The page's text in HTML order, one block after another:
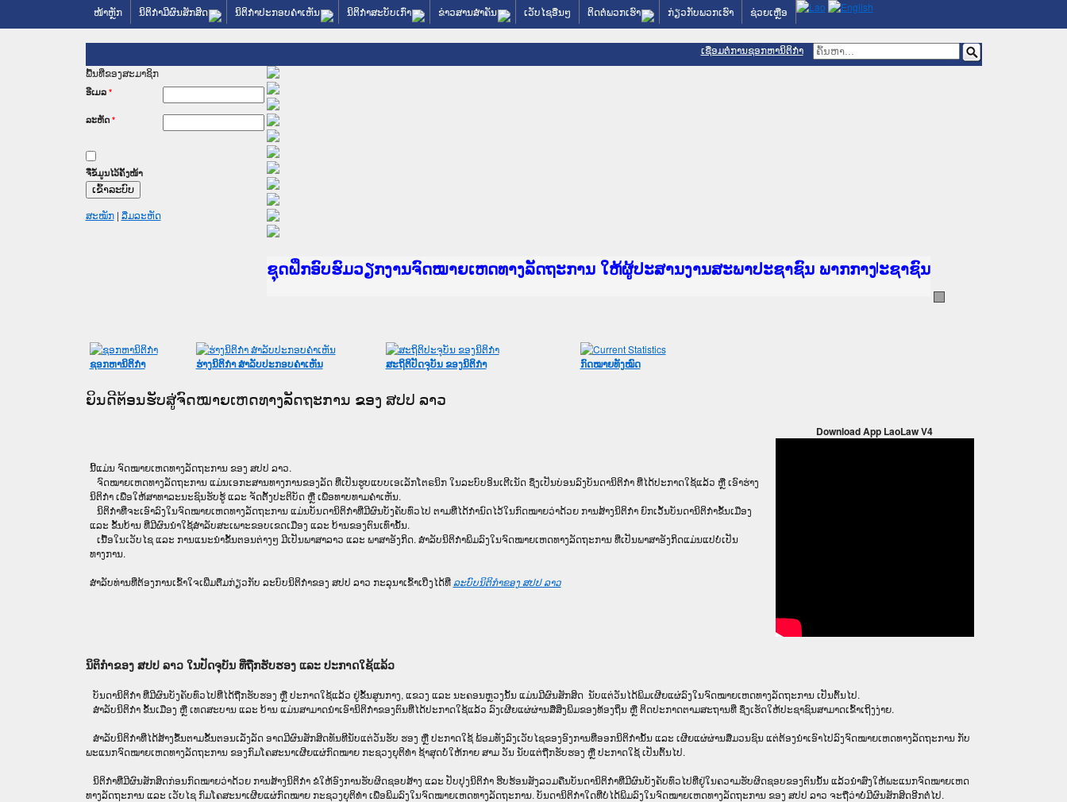
ໜ້າຫຼັກ ນິຕິກໍາມີຜົນສັກສິດ ນິຕິກໍາປະກອບຄໍາເຫັນ ນິຕິກໍາສະບັບເກົ່າ ຂ່າວສານສໍາຄັນ ເວັບໄຊອື່ນໆ ຕິດຕໍ່ພວກເຮົາ ກ່ຽວກັບພວກເຮົາ ຊ່ວຍເຫຼືອ
ເຊື່ອມຕໍ່ການຊອກຫານິຕິກຳ
ພື້ນທີ່ຂອງສະມາຊິກ
ອີເມລ *
ລະຫັດ *
ຈື່ຂໍ້ມູນໄວ້ຄັ້ງໜ້າ
ສະໝັກ| ລືມລະຫັດ
Ministry of Justice Lao PDR
ເຜີຍແຜ່ວັບໄຊຈົດໝາຍເຫດທາງລັດຖະການ ແລະ ແອັບກົດໝາຍລາວ ທີ່ ສະຖາບັນຍຸຕິທຳແຫ່ງຊາດ
ກະຊວງຍຸຕິທຳ
ຊຸດຝຶກອົບຮົມວຽກງານຈົດໝາຍເຫດທາງລັດຖະການ ໃຫ້ຜູ້ປະສານງານສະພາປະຊາຊົນ ພາກເໜືອ
ກອງປະຊຸມທົບທວນຄືນການຈັດຕັ້ງປະຕິບັດວຽກງານຈົດໝາຍເຫດທາງລັດຖະການ
ຝຶກອົບຮົມ ຜູ່ປະສານງານວຽກງານຈົດໝາຍເຫດທາງລັດຖະການ ສຳລັບ ພາກກາງ
ຝຶກອົບຮົມ ຜູ່ປະສານງານວຽກງານຈົດໝາຍເຫດທາງລັດຖະການ ສຳລັບ ພາກໃຕ້
ເຜີຍແຜ່ແອັບກົດໝາຍລາວ ແລະ ເວັບໄຊຈົດໝາຍເຫດທາງລັດຖະການ ທີ່ ວິທະຍາຄານຕຳຫຼວດປະຊາຊົນ
ເຜີຍແຜ່ແອັບກົດໝາຍລາວ ແລະ ເວັບໄຊຈົດໝາຍເຫດທາງລັດຖະການ ທີ່ ວິທະຍາຄານສັນຕິບານປະຊາຊົນ
ຍົກລະດັບວຽກງານຈົດໝາຍເຫດທາງລັດຖະການໃຫ້ຜູ້ປະສານງານຂັ້ນແຂວງພາກເໜືອ
ຊຸດຝຶກອົບຮົມວຽກງານຈົດໝາຍເຫດທາງລັດຖະການ ໃຫ້ຜູ້ປະສານງານສະພາປະຊາຊົນ ພາກກາງ
ຊອກຫານິຕິກໍາ ຮ່າງນິຕິກໍາ ສໍາລັບປະກອບຄໍາເຫັນ ສະຖິຕິປັດຈຸບັນ ຂອງນິຕິກໍາ ກົດໝາຍທັງໝົດ
ຍິນດີຕ້ອນຮັບສູ່ຈົດໝາຍເຫດທາງລັດຖະການ ຂອງ ສປປ ລາວ
ນີ້ແມ່ນ ຈົດໝາຍເຫດທາງລັດຖະການ ຂອງ ສປປ ລາວ.
ຈົດໝາຍເຫດທາງລັດຖະການ ແມ່ນ​ເອ​ກະ​ສານ​ທາງ​ການ​ຂອງ​ລັດ ທີ່​ເປັນ​ຮູບ​ແບບ​ເອ​ເລັກ​ໂຕ​ຣ​ນິກ ໃນ​ລະ​ບົບ​ອິນ​ເຕີ​ເນັດ ຊຶ່ງ​ເປັນ​ບ່ອນ​ລົງ​ບັນ​ດາ​ນິ​ຕິ​ກຳ ທີ່ໄດ້ປະກາດໃຊ້ແລ້ວ ຫຼື ເອົາຮ່າງ
ນິຕິກໍາ ເພື່ອໃຫ້​ສາ​ທາ​ລະ​ນະ​ຊົນ​ຮັບ​ຮູ້ ແລະ ຈັດ​ຕັ້ງ​ປະ​ຕິ​ບັດ ຫຼື ເພື່ອທາບທາມຄໍາເຫັນ.
ນິ​ຕິ​ກຳ​ທີ່​ຈະ​ເອົາ​ລົງ​ໃນ​ຈົດ​ໝາຍ​ເຫດ​ທາງ​ລັດ​ຖະ​ການ ​ແມ່ນ​ບັນ​ດາ​ນິ​ຕິ​ກຳ​ທີ່​ມີ​ຜົນ​ບັງ​ຄັບ​ທົ່ວ​ໄປ ຕາມ​ທີ່​ໄດ້​ກຳ​ນົດ​ໄວ້​ໃນ​ກົດ​ໝາຍ​ວ່າ​ດ້ວຍ​ ການ​ສ້າງ​ນິ​ຕິ​ກຳ ຍົກ​ເວັ້ນ​ບັນ​ດານິ​ຕິ​ກຳ​ຂັ້ນ​ເມືອງ
ແລະ ຂັ້ນ​ບ້ານ ​ທີ່​ມີ​ຜົນ​ນຳ​ໃຊ້​ສຳ​ລັບ​ສະ​ເພາະ​ຂອບ​ເຂດ​ເມືອງ ແລະ ບ້ານ​ຂອງ​ຕົນ​ເທົ່າ​ນັ້ນ.
ເນື້ອໃນ​ເວັບ​ໄຊ​ ແລະ ການແນະນໍາຂັ້ນຕອນຕ່າງໆ ມີເປັນພາສາລາວ ແລະ ພາສາອັງກິດ. ສໍາລັບນິຕິກຳພິມລົງໃນຈົດໝາຍເຫດທາງລັດຖະການ ທີ່ເປັນພາສາອັງກິດແມ່ນແປບໍ່ເປັນ
ທາງການ.
ສໍາລັບທ່ານທີ່ຕ້ອງການເຂົ້າໃຈເພີ່ມຕື່ມກ່ຽວກັບ ລະບົບນິຕິກຳຂອງ ສປປ ລາວ ກະລຸນາເຂົ້າເບີ່ງໄດ້ທີ່ລະບົບນິຕິກຳຂອງ ສປປ ລາວ
Download App LaoLaw V4
ນິຕິກຳຂອງ ສປປ ລາວ ໃນປັດຈຸບັນ ທີ່ຖືກ​ຮັບ​ຮອງ ແລະ ປະກາດໃຊ້ແລ້ວ
ບັນດານິຕິກໍາ ທີ່ມີຜົນບັງຄັບທົ່ວໄປທີ່ໄດ້ຖືກ​ຮັບ​ຮອງ ຫຼື ປະກາດໃຊ້ແລ້ວ ຢູ່ຂັ້ນ​ສູນ​ກາງ, ແຂວງ ແລະ ນະຄອນຫຼວງນັ້ນ ແມ່ນມີຜົນສັກສິດ ນັບ​ແຕ່​ວັນໄດ້ພິມເຜີຍແຜ່ລົງໃນຈົດໝາຍເຫດທາງລັດຖະການ ເປັນ​ຕົ້ນ​ໄປ.
ສຳລັບນິ​ຕິ​ກຳ ຂັ້ນເມືອງ ຫຼື ເທດ​ສະ​ບານ ແລະ ບ້ານ ແມ່ນສາມາດນຳເອົານິຕິກຳຂອງຕົນທີ່ໄດ້ປະກາດໃຊ້ແລ້ວ ລົງ​ເຜີຍແຜ່​ຜ່ານ​ສື່ສິ່ງພິມຂອງທ້ອງຖິ່ນ ຫຼື ຕິດປະກາດຕາມສະຖານທີ່ ຊຶ່ງເຮັດໃຫ້ປະຊາຊົນສາມາດເຂົ້າເຖິງງ່າຍ.
ສໍາລັບນິຕິກໍາທີ່ໄດ້ສ້າງຂຶ້ນຕາມຂັ້ນຕອນເລັ່ງລັດ ອາດມີຜົນສັກສິດທັນທີນັບແຕ່ວັນຮັບ ຮອງ ຫຼື ປະກາດໃຊ້ ພ້ອມທັງລົງເວັບໄຊຂອງອົງການທີ່ອອກນິຕິກໍານັ້ນ ແລະ ເຜີຍແຜ່ຜ່ານສື່ມວນຊົນ ແຕ່ຕ້ອງນໍາເອົາໄປລົງຈົດໝາຍເຫດທາງລັດຖະການ ກັບ​
ພະແນກຈົດ​ໝາຍ​ເຫດ​ທາງ​ລັດ​ຖະ​ການ​ ຂອງກົມໂຄສະນາເຜີຍແຜ່ກົດໝາຍ ກະຊວງຍຸຕິທໍາ ຊ້າສຸດບໍ່ໃຫ້ກາຍ ສາມ ວັນ ນັບແຕ່ຖືກຮັບຮອງ ຫຼື ປະກາດໃຊ້ ເປັນຕົ້ນໄປ.
ນິ​ຕິ​ກຳ​ທີ່​ມີ​ຜົນ​ສັກ​ສິດ​ກ່ອນ​ກົດ​ໝາຍ​ວ່າ​ດ້ວຍ​ ການ​ສ້າງ​ນິ​ຕິ​ກຳ ຂໍໃຫ້ອົງ​ການ​ຮັບ​ຜິດ​ຊອບ​ສ້າງ ແລະ ປັບ​ປຸງນິ​ຕິ​ກຳ ຮີບຮ້ອນສັງລວມຄືນບັນດານິຕິກໍາທີ່ມີຜົນບັງຄັບທົ່ວໄປທີ່ຢູ່ໃນຄວາມຮັບຜິດຊອບຂອງຕົນນັ້ນ ແລ້ວນໍາສົ່ງໃຫ້​ພະແນກຈົດ​ໝາຍ​ເຫດ​
ທາງ​ລັດ​ຖະ​ການ ແລະ ເວັບໄຊ​ ກົມໂຄສະນາເຜີຍແຜ່ກົດໝາຍ ກະຊວງຍຸຕິທໍາ ເພື່ອພິມລົງໃນຈົດໝາຍເຫດທາງລັດຖະການ. ບັນ​ດາ​ນິ​ຕິ​ກຳ​ໃດ​ທີ່ບໍ່​ໄດ້​ພິມ​ລົງ​ໃນ​ຈົດ​ໝາຍ​ເຫດ​ທາງ​ລັດ​ຖະ​ການ ຂອງ ສປ​ປ ລາວ ​ຈະຖື​ວ່າບໍ່​ມີ​ຜົນ​ສັກ​ສິດ​ອີກ​ຕໍ່​ໄປ.